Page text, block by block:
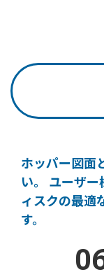
ホッパー図面
い。
ユーザー
ィスクの最適
す。